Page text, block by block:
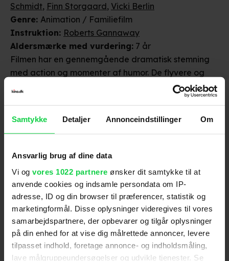
Samtykke Detaljer Annonceindstillinger Om
Ansvarlig brug af dine data
Vi og vores 1022 partnere ønsker dit samtykke til at
anvende cookies og indsamle persondata om IP-
adresse, ID og din browser til præferencer, statistik og
marketingformål. Disse oplysninger videregives til vores
samarbejdspartnere, der opbevarer og tilgår oplysninger
på din enhed for at vise dig målrettede annoncer, levere
tilpasset indhold, foretage annonce- og indholdsmåling,
lave målgruppeundersøgelser og udvikle tjenester. Se
Anmeldelser fra medierne
( 5)
Schmidt, Finn Storgaard, Vicki Berlin
Genre: Animation / Familiefilm
Instruktion: Roberts Gannaway
Aldersmærke med vurdering: 7 år
Filmen har en gennemgående dramatisk stemning
med action og momenter af humor. De flyvere og
køretøjer, som vi lærer at kende, fremstår som var
de levende personer, og de kommer ud for mange
længerevarende scener med truende brande og
og udslettelse. Alt dette understøttes af kraftfuld
animeret univers langt fra genkendelig virkelighed,
og da hovedfigurerne er handlekraftige,
"repareres" og overvinder deres modgang,
vurderes det, at filmen kun vil kunne virke
skræmmende på de yngste børn.